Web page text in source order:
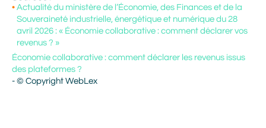
Actualité du ministère de l’Économie, des Finances et de la
Souveraineté industrielle, énergétique et numérique du 28
avril 2026 : « Économie collaborative : comment déclarer vos
revenus ? »
Économie collaborative : comment déclarer les revenus issus
des plateformes ?
- © Copyright WebLex